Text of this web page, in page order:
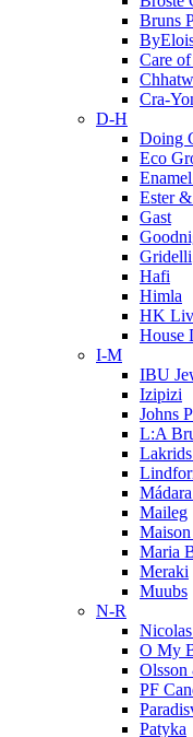
Bruns
Care
Cra-
D-H
Doing
Eco
Ester
Gast
Gridelli
Hafi
Himla
HK
House
I-M
IBU
Izipizi
Johns
L:A
Maileg
Maria
Meraki
Muubs
N-R
O My
Olsson
PF
Patyka